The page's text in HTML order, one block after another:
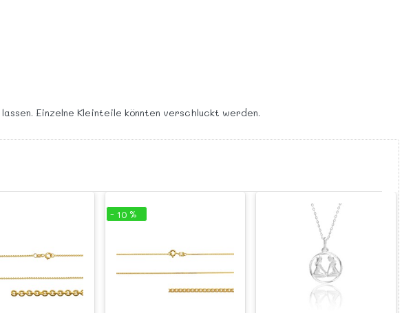
Einzelne Kleinteile könnten verschluckt werden.
- 10 %